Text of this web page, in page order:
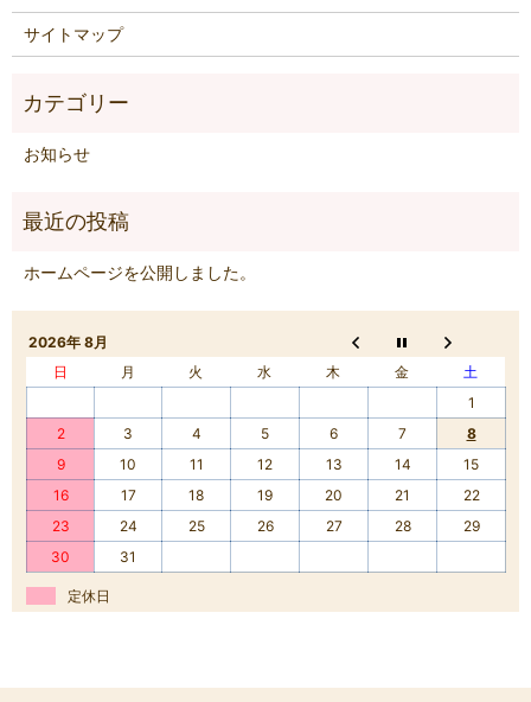
サイトマップ
お知らせ
ホームページを公開しました。
2026年 8月
日
月 火 水 木 金
土
1
2
3 4 5 6 7
8
9
10 11 12 13 14
15
16
17 18 19 20 21
22
23
24 25 26 27 28
29
30
31
定休日